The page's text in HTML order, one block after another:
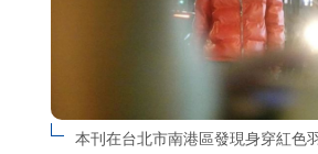
本刊在台北市南港區發現身穿紅色